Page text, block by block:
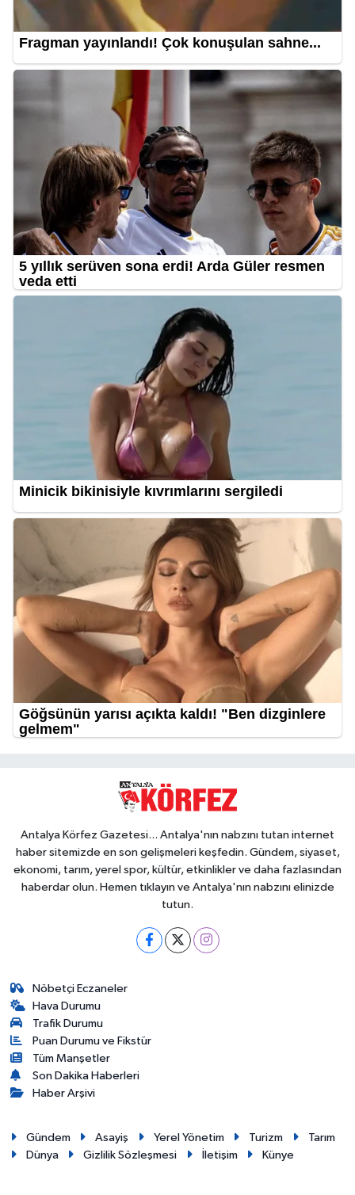
Antalya Körfez Gazetesi... Antalya'nın nabzını tutan internet
haber sitemizde en son gelişmeleri keşfedin. Gündem, siyaset,
ekonomi, tarım, yerel spor, kültür, etkinlikler ve daha fazlasından
haberdar olun. Hemen tıklayın ve Antalya'nın nabzını elinizde
tutun.
Nöbetçi Eczaneler
Hava Durumu
Trafik Durumu
Puan Durumu ve Fikstür
Tüm Manşetler
Son Dakika Haberleri
Haber Arşivi
Gündem Asayiş Yerel Yönetim Turizm
Tarım
Dünya
Gizlilik Sözleşmesi İletişim Künye